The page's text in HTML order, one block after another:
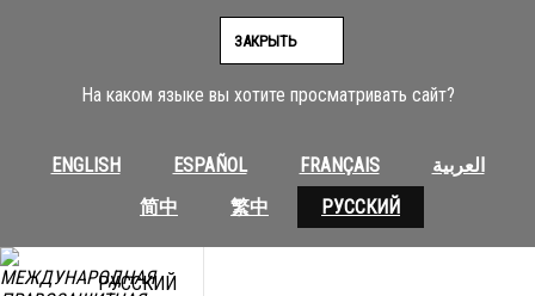
На каком языке вы хотите просматривать сайт?
ENGLISH ESPAÑOL FRANÇAIS
العربية
简中
繁中 РУССКИЙ
ЗАКРЫТЬ
РУССКИЙ